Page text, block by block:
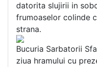
datorita slujirii in
frumoaselor colinde
strana.
Bucuria Sarbatorii
ziua hramului cu